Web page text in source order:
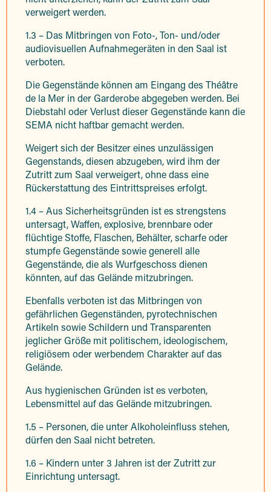
verweigert werden.
1.3 – Das Mitbringen von Foto-, Ton- und/oder
audiovisuellen Aufnahmegeräten in den Saal ist
verboten.
Die Gegenstände können am Eingang des Théâtre
de la Mer in der Garderobe abgegeben werden. Bei
Diebstahl oder Verlust dieser Gegenstände kann die
SEMA nicht haftbar gemacht werden.
Weigert sich der Besitzer eines unzulässigen
Gegenstands, diesen abzugeben, wird ihm der
Zutritt zum Saal verweigert, ohne dass eine
Rückerstattung des Eintrittspreises erfolgt.
1.4 – Aus Sicherheitsgründen ist es strengstens
untersagt, Waffen, explosive, brennbare oder
flüchtige Stoffe, Flaschen, Behälter, scharfe oder
stumpfe Gegenstände sowie generell alle
Gegenstände, die als Wurfgeschoss dienen
könnten, auf das Gelände mitzubringen.
Ebenfalls verboten ist das Mitbringen von
gefährlichen Gegenständen, pyrotechnischen
Artikeln sowie Schildern und Transparenten
jeglicher Größe mit politischem, ideologischem,
religiösem oder werbendem Charakter auf das
Gelände.
Aus hygienischen Gründen ist es verboten,
Lebensmittel auf das Gelände mitzubringen.
1.5 – Personen, die unter Alkoholeinfluss stehen,
dürfen den Saal nicht betreten.
1.6 – Kindern unter 3 Jahren ist der Zutritt zur
Einrichtung untersagt.